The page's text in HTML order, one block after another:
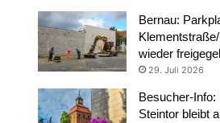
Bernau:
wieder
29. Juli 2026
Besucher-
Steintor bleibt